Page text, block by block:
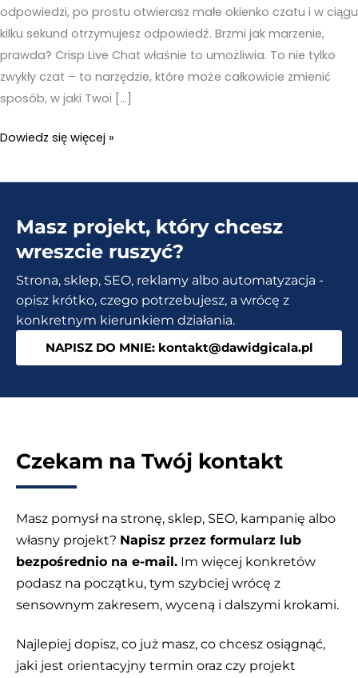
odpowiedzi, po prostu otwierasz małe okienko czatu i w ciągu
kilku sekund otrzymujesz odpowiedź. Brzmi jak marzenie,
prawda? Crisp Live Chat właśnie to umożliwia. To nie tylko
zwykły czat – to narzędzie, które może całkowicie zmienić
sposób, w jaki Twoi […]
Crisp
Chat
Czat
strony
WordPress
Dowiedz się więcej »
Masz projekt, który chcesz
wreszcie ruszyć?
Strona, sklep, SEO, reklamy albo automatyzacja -
opisz krótko, czego potrzebujesz, a wrócę z
konkretnym kierunkiem działania.
NAPISZ DO MNIE: kontakt@dawidgicala.pl
Czekam na Twój kontakt
Masz pomysł na stronę, sklep, SEO, kampanię albo
własny projekt? Napisz przez formularz lub
bezpośrednio na e-mail. Im więcej konkretów
podasz na początku, tym szybciej wrócę z
sensownym zakresem, wyceną i dalszymi krokami.
Najlepiej dopisz, co już masz, co chcesz osiągnąć,
jaki jest orientacyjny termin oraz czy projekt